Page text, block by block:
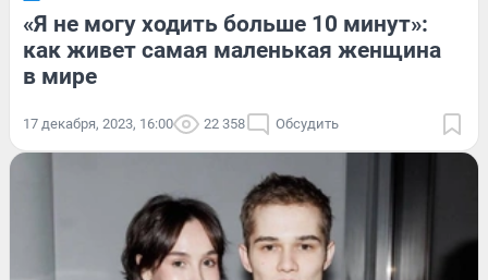
«Я не могу ходить больше 10 минут»:
как живет самая маленькая женщина
в мире
17 декабря, 2023, 16:00 22 358 Обсудить